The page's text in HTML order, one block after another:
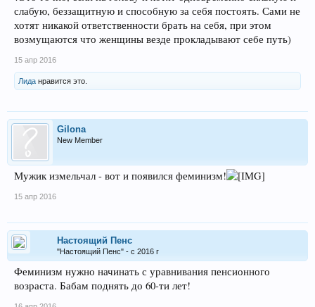
слабую, беззащитную и способную за себя постоять. Сами не
хотят никакой ответственности брать на себя, при этом
возмущаются что женщины везде прокладывают себе путь)
15 апр 2016
Лида нравится это.
Gilona
New Member
Мужик измельчал - вот и появился феминизм!
15 апр 2016
Настоящий Пенс
"Настоящий Пенс" - с 2016 г
Феминизм нужно начинать с уравнивания пенсионного
возраста. Бабам поднять до 60-ти лет!